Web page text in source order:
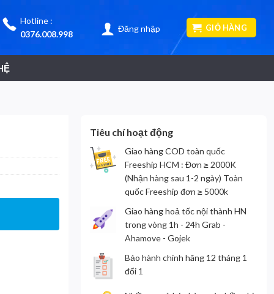
Hotline :
0376.008.998
Đăng nhập GIỎ HÀNG
Tiêu chí hoạt động
Giao hàng COD toàn quốc
Freeship HCM : Đơn ≥ 2000K
(Nhận hàng sau 1-2 ngày) Toàn
quốc Freeship đơn ≥ 5000k
Giao hàng hoả tốc nội thành HN
trong vòng 1h - 24h Grab -
Ahamove - Gojek
Bảo hành chính hãng 12 tháng 1
đổi 1